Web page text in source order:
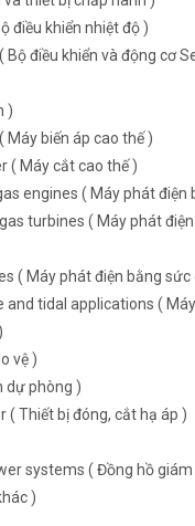
điều khiển nhiệt độ )
điều khiển và động cơ
)
biến áp cao thế )
( Máy cắt cao thế )
engines ( Máy phát điện
turbines ( Máy phát
( Máy phát điện bằng sức
tidal applications (
vệ )
dự phòng )
( Thiết bị đóng, cắt hạ áp )
systems ( Đồng hồ giám
)